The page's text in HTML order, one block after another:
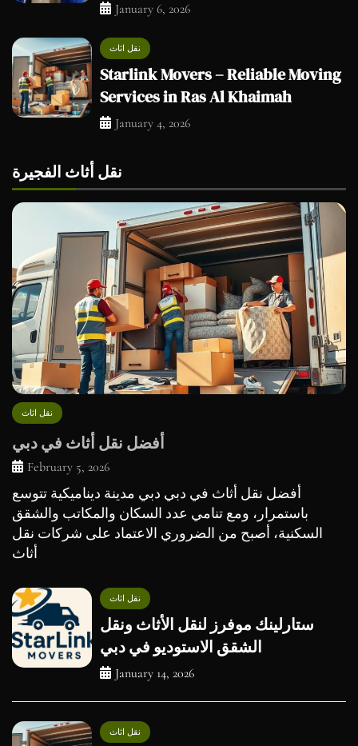
January 6, 2026
نقل اثاث
Starlink Movers – Reliable Moving
Services in Ras Al Khaimah
January 4, 2026
نقل أثاث الفجيرة
نقل اثاث
أفضل نقل أثاث في دبي
February 5, 2026
أفضل نقل أثاث في دبي دبي مدينة ديناميكية تتوسع
باستمرار، ومع تنامي عدد السكان والمكاتب والشقق
السكنية، أصبح من الضروري الاعتماد على شركات نقل
أثاث
نقل اثاث
ستارلينك موفرز لنقل الأثاث ونقل
الشقق الاستوديو في دبي
January 14, 2026
نقل اثاث